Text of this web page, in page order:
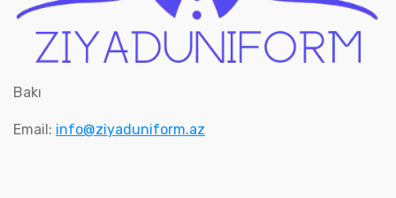
Bakı
Email: info@ziyaduniform.az